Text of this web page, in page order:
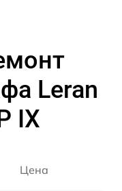
Leran
IX
Цена